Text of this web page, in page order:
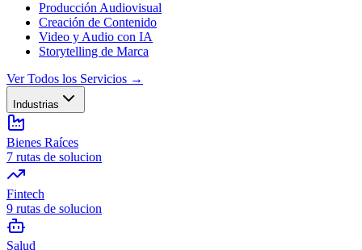
Producción Audiovisual
Creación de Contenido
Video y Audio con IA
Storytelling de Marca
Ver Todos los Servicios →
Industrias
Bienes Raíces
7 rutas de solucion
Fintech
9 rutas de solucion
Salud